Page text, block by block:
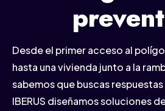
Desde el primer acceso al
hasta una vivienda junto a la
sabemos que buscas
IBERUS diseñamos soluciones